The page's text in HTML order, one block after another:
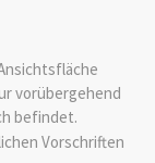
vorübergehend
befindet.
Vorschriften